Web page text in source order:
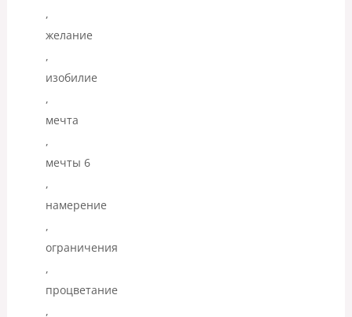
,
желание
,
изобилие
,
мечта
,
мечты 6
,
намерение
,
ограничения
,
процветание
,